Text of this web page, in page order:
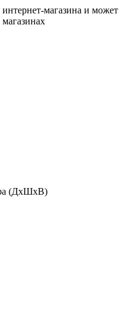
магазина и может
(ДхШхВ)